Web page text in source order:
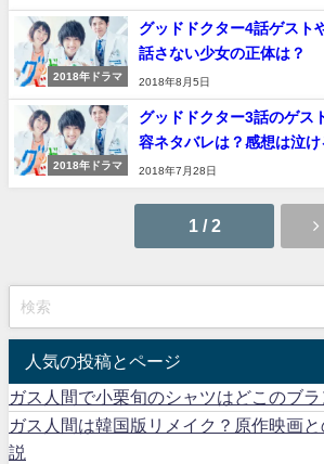
2018年ドラマ
グッドドクター4話ゲスト
話さない少女の正体は？
2018年8月5日
2018年ドラマ
グッドドクター3話のゲス
容ネタバレは？感想は泣け
2018年7月28日
1 / 2
人気の投稿とページ
ガス人間で小栗旬のシャツはどこのブ
ガス人間は韓国版リメイク？原作映画
説